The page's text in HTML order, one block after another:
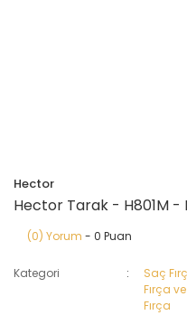
Hector
Hector Tarak - H801M -
(0) Yorum - 0 Puan
Kategori Saç
Fırça
Fırça